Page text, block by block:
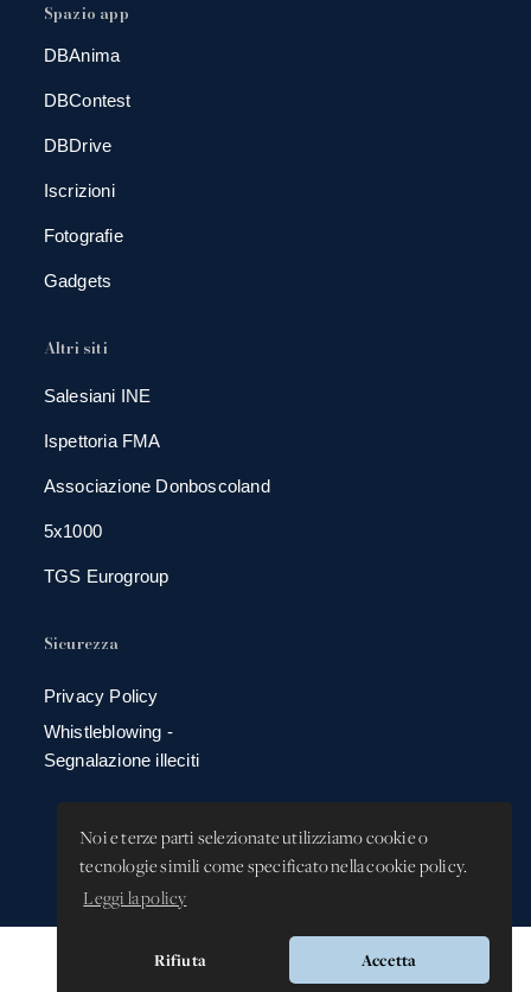
Noi e terze parti selezionate utilizziamo cookie o
tecnologie simili come specificato nella cookie policy.
Leggi la policy
Rifiuta Accetta
Spazio app
DBAnima
DBContest
DBDrive
Iscrizioni
Fotografie
Gadgets
Altri siti
Salesiani INE
Ispettoria FMA
Associazione Donboscoland
5x1000
TGS Eurogroup
Sicurezza
Privacy Policy
Whistleblowing -
Segnalazione illeciti